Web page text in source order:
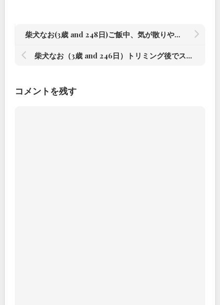
柴犬なお(3歳 and 248日)ご飯中、気が散りやすい#柴犬#柴犬のいる暮らし #赤根川辰巳荘出身
柴犬なお（3歳 and 246日）トリミング後でスッキリ#柴犬#柴犬のいる暮らし #赤根川辰巳荘出身
コメントを残す